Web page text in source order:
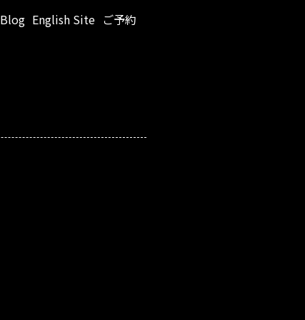
Blog English Site ご予約